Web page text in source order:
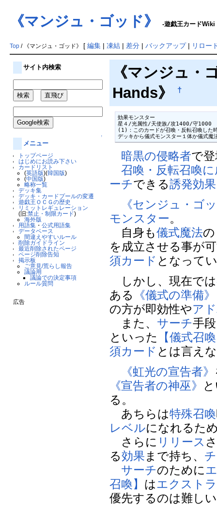
《マンジュ・ゴッド》 -遊戯王カードWiki
Top/ 《マンジュ・ゴッド》 [ 編集| 凍結| 差分| バックアップ| リロー
サイト内検索
↑
メニュー
トップページ
はじめにお読み下さい
カードリスト
(英語版)(韓国版)
(中国版)
略称一覧
デッキ集
デッキ・カードプールの変遷
遊戯王ＯＣＧの歴史
リミットレギュレーション
(旧:禁止・制限カード)
海外版
用語集 ・公式用語集
データベース
間違えやすいルール
削除ガイドライン
最近削除されたページ
ページ削除告知
掲示板
ご意見/荒らし報告
議論用
議論での決定事項
ルール質問
広告
《マンジュ
Hands》
†
効果モンスター
星４/光属性/天使族/攻1400/守1000
(1)：このカードが召喚・反転召喚した
デッキから儀式モンスター１体か儀式魔
暗黒の侵略者で
召喚・反転召喚
ーチできる誘発効果
《センジュ・ゴ
モンスター。
自身も儀式魔法の
を成立させる事が
須カード となって
しかし、現在では
ある
《儀式の準備》
の方が即効性やア
また、 サーチ手
といった
【儀式召
須カード とは言え
《虹光の宣告者》
《宣告者の神巫》
る。
あちらは特殊召喚
レベルになれるた
さらに リリース
る効果 まで持ち、
サーチのために
召喚】 はエクスト
優先するのは難し